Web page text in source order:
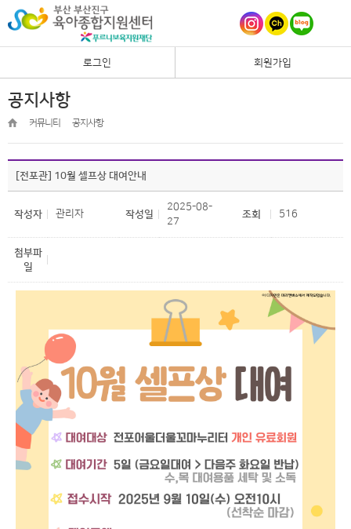
로그인 회원가입
공지사항
커뮤니티 공지사항
[전포관] 10월 셀프상 대여안내
작성자 관리자 작성일
2025-08-
27
조회 516
첨부파
일